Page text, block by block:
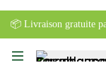
📦 Livraison gratuite